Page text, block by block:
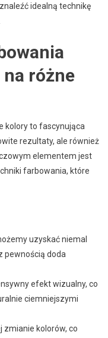
idealną technikę
na różne
kolory to fascynująca
rezultaty, ale również
elementem jest
farbowania, które
uzyskać niemal
pewnością doda
efekt wizualny, co
ciemniejszymi
zmianie kolorów, co